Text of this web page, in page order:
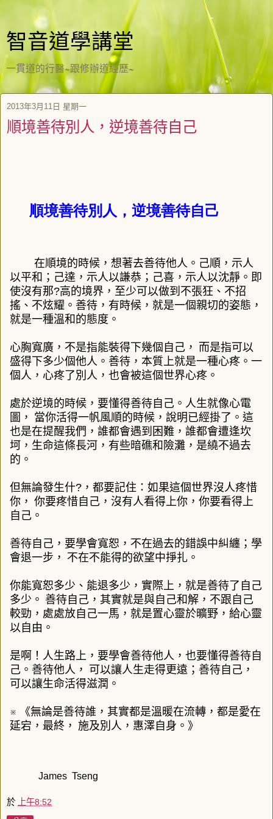
智音道學講堂
一貫道的行醫~跟修辦道經歷~
2013年3月11日 星期一
順境善待別人，逆境善待自己
順境善待別人，逆境善待自己
在順境的時候，想著去善待他人。己順，示人
以平和；己達，示人以謙恭；己喜，示人以沈靜。即
使沒有那?高的境界，至少可以做到不張狂、不招
搖、不炫耀。善待，有時候，就是一個親切的姿態，
就是一種溫和的態度。
心胸寬廣，不是指能裝得下幾個自己， 而是指可以
盛得下多少個他人。善待，本質上就是一種心疼。一
個人，心疼了別人，也會被這個世界心疼。
處於逆境的時候，要懂得善待自己。人生就像心電
圖， 當你活得一帆風順的時候，說明已經掛了。這
也是在提醒我們，誰都會遇到困難，誰都會遭逢坎
坷，生命這條長河，有些暗礁和險灘，是繞不過去
的。
但無論發生什?，都要記住：如果這個世界沒人疼惜
你， 你要疼惜自己，沒有人看得上你，你要看得上
自己。
善待自己，要學會寬恕，不在過去的錯誤中糾纏；學
會退一步， 不在不能得的欲望中掙扎。
你能寬恕多少、能退多少，實際上，就是善待了自己
多少。 善待自己，其實就是與自己和解，不跟自己
較勁，處處放自己一馬，就是置心靈於曠野，給心靈
以自由。
是啊！人生路上，要學會善待他人，也要懂得善待自
己。善待他人， 可以讓人生走得更遠；善待自己，
可以讓生命活得滋潤。
※ 《無論是善待誰，其實都是溫暖在流轉，都是愛在
延宕，最終， 施及別人，惠澤自身。》
James Tseng
於 上午8:52